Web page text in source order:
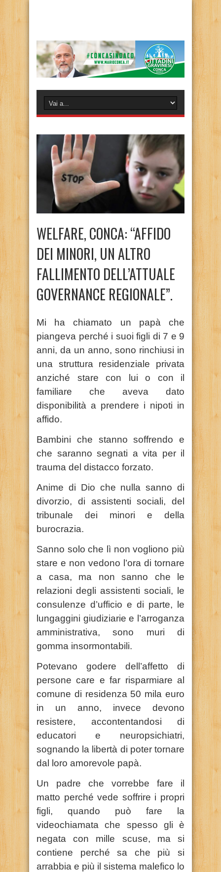
WELFARE, CONCA: “AFFIDO
DEI MINORI, UN ALTRO
FALLIMENTO DELL’ATTUALE
GOVERNANCE REGIONALE”.
Mi ha chiamato un papà che
piangeva perché i suoi figli di 7 e 9
anni, da un anno, sono rinchiusi in
una struttura residenziale privata
anziché stare con lui o con il
familiare che aveva dato
disponibilità a prendere i nipoti in
affido.
Bambini che stanno soffrendo e
che saranno segnati a vita per il
trauma del distacco forzato.
Anime di Dio che nulla sanno di
divorzio, di assistenti sociali, del
tribunale dei minori e della
burocrazia.
Sanno solo che lì non vogliono più
stare e non vedono l’ora di tornare
a casa, ma non sanno che le
relazioni degli assistenti sociali, le
consulenze d’ufficio e di parte, le
lungaggini giudiziarie e l’arroganza
amministrativa, sono muri di
gomma insormontabili.
Potevano godere dell’affetto di
persone care e far risparmiare al
comune di residenza 50 mila euro
in un anno, invece devono
resistere, accontentandosi di
educatori e neuropsichiatri,
sognando la libertà di poter tornare
dal loro amorevole papà.
Un padre che vorrebbe fare il
matto perché vede soffrire i propri
figli, quando può fare la
videochiamata che spesso gli è
negata con mille scuse, ma si
contiene perché sa che più si
arrabbia e più il sistema malefico lo